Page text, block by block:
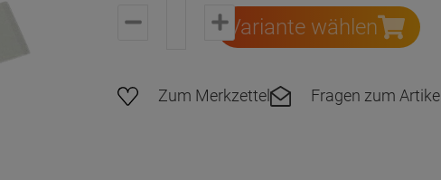
Variante wählen
Zum Merkzettel Fragen zum Artikel